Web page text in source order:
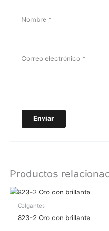
Nombre *
Correo electrónico *
Productos
Colgantes
823-2 Oro con brillante